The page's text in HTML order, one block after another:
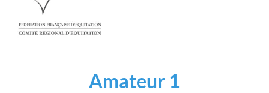
Amateur 1